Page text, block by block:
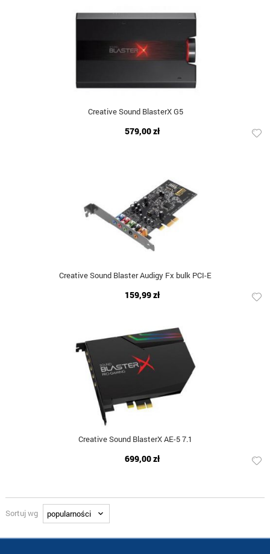
Creative Sound BlasterX G5
579,00 zł
Creative Sound Blaster Audigy Fx bulk PCI-E
159,99 zł
Creative Sound BlasterX AE-5 7.1
699,00 zł
Sortuj wg